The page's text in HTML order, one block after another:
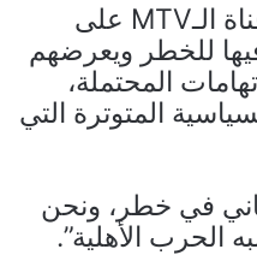
وقال شحرور إن إدراج قناة الـMTV على
للخطر ويعرضهم
المحتملة،
المتوترة التي
في خطر، ونحن
الحرب الأهلية”.